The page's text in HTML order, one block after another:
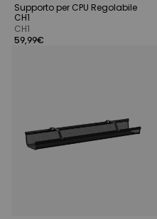
Supporto per CPU Regolabile
CH1
CH1
59,99€